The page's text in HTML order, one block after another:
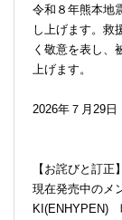
令和８年熊本地
し上げます。救
く敬意を表し、
上げます。
2026年７月29
【お詫びと訂正】
現在発売中のメ
KI(ENHYPEN)